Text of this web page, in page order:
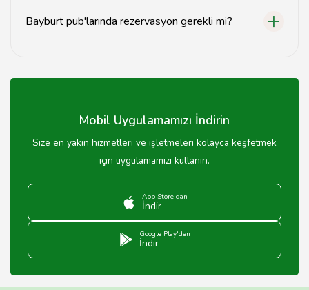
Bayburt pub'larında rezervasyon gerekli mi?
girişte yer bulmak mümkündür.
Mobil Uygulamamızı İndirin
Size en yakın hizmetleri ve işletmeleri kolayca keşfetmek
için uygulamamızı kullanın.
App Store'dan
İndir
Google Play'den
İndir